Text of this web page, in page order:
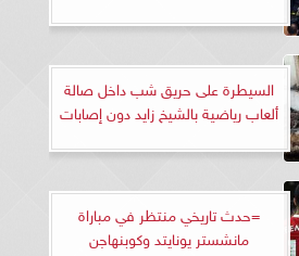
السيطرة على حريق شب داخل صالة
ألعاب رياضية بالشيخ زايد دون إصابات
=حدث تاريخي منتظر في مباراة
مانشستر يونايتد وكوبنهاجن